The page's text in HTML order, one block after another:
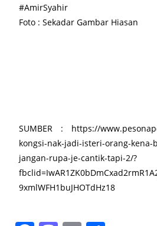
#AmirSyahir
Foto : Sekadar Gambar Hiasan
SUMBER : https://
kongsi-nak-jadi-isteri-orang-kena-
jangan-rupa-je-cantik-tapi-2/?
9xmlWFH1buJHOTdHz18